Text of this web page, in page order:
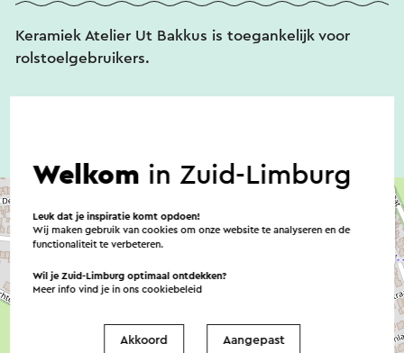
Keramiek Atelier Ut Bakkus is toegankelijk voor
rolstoelgebruikers.
Welkom in Zuid-Limburg
Leuk dat je inspiratie komt opdoen!
Wij maken gebruik van cookies om onze website te analyseren en de
functionaliteit te verbeteren.
Wil je Zuid-Limburg optimaal ontdekken?
Meer info vind je in onscookiebeleid
Akkoord Aangepast